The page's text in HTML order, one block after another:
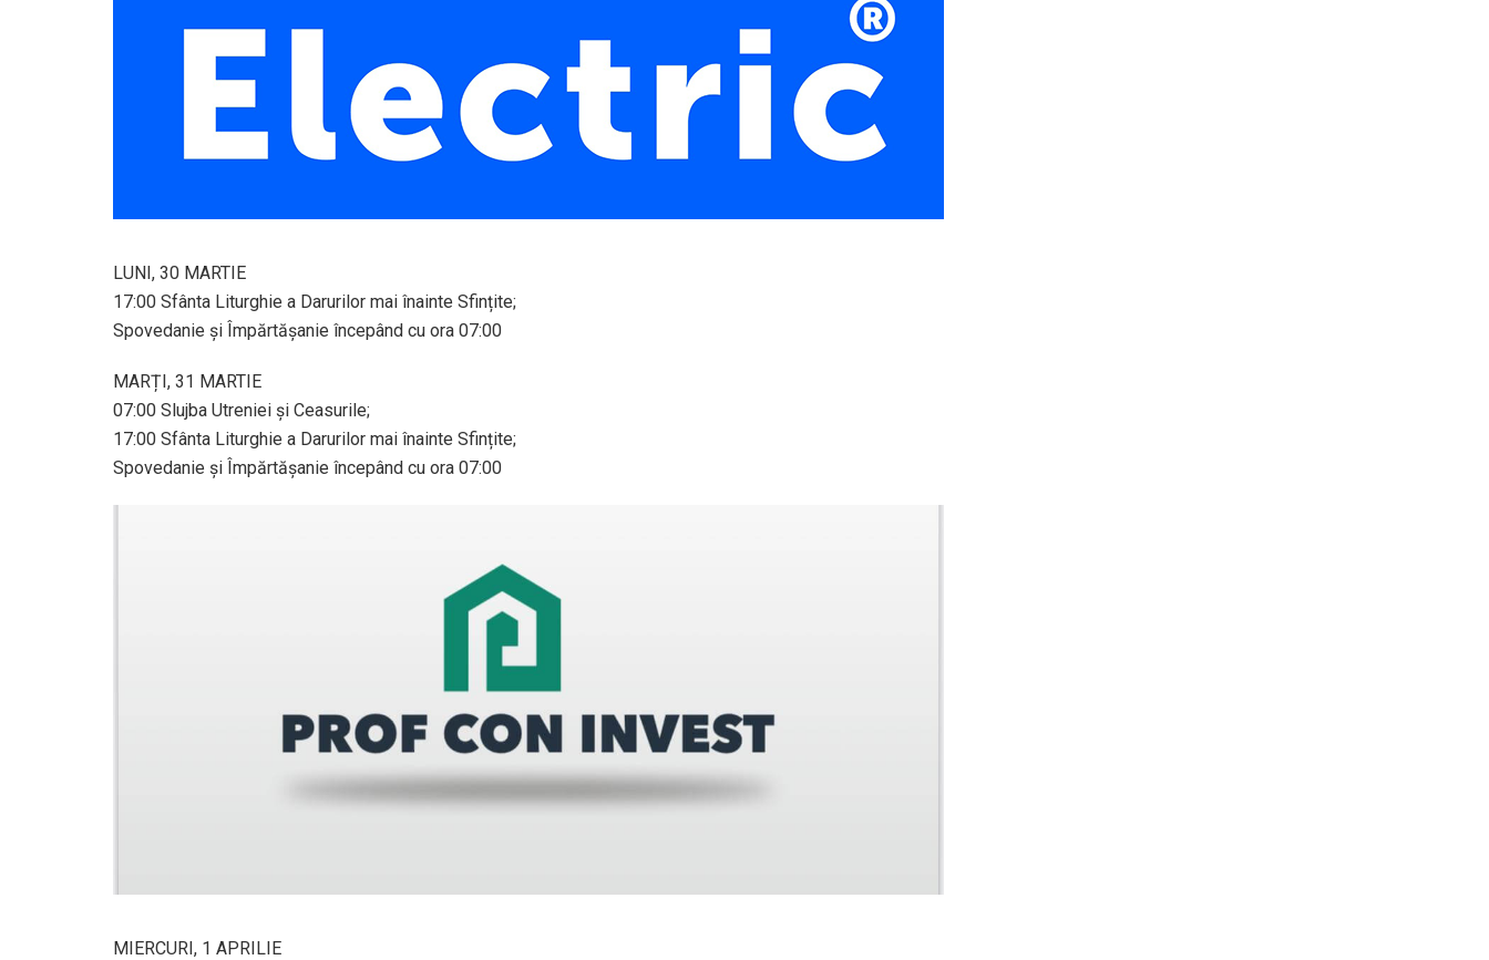
LUNI, 30 MARTIE
17:00 Sfânta Liturghie a Darurilor mai înainte Sfințite;
Spovedanie și Împărtășanie începând cu ora 07:00
MARȚI, 31 MARTIE
07:00 Slujba Utreniei și Ceasurile;
17:00 Sfânta Liturghie a Darurilor mai înainte Sfințite;
Spovedanie și Împărtășanie începând cu ora 07:00
MIERCURI, 1 APRILIE